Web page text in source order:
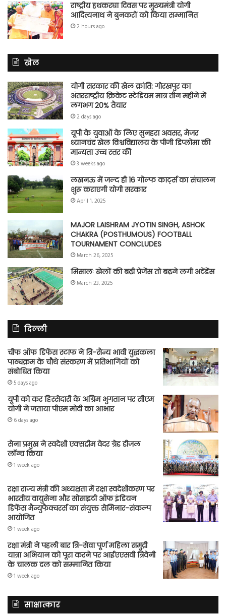
राष्ट्रीय हथकरघा दिवस पर मुख्यमंत्री योगी
आदित्यनाथ ने बुनकरों को किया सम्मानित
2 hours ago
खेल
योगी सरकार की खेल क्रांति: गोरखपुर का
अंतरराष्ट्रीय क्रिकेट स्टेडियम मात्र तीन महीने में
लगभग 20% तैयार
2 days ago
यूपी के युवाओं के लिए सुनहरा अवसर, मेजर
ध्यानचंद खेल विश्वविद्यालय के पीजी डिप्लोमा की
मान्यता उच्च स्तर की
3 weeks ago
लखनऊ में जल्द ही 16 गोल्फ कार्ट्स का संचालन
शुरू कराएगी योगी सरकार
April 1, 2025
MAJOR LAISHRAM JYOTIN SINGH, ASHOK
CHAKRA (POSTHUMOUS) FOOTBALL
TOURNAMENT CONCLUDES
March 26, 2025
मिसालः खेलों की बढ़ी प्रेजेंस तो बढ़ने लगी अटेंडेंस
March 23, 2025
दिल्ली
चीफ ऑफ डिफेंस स्टाफ ने त्रि-सैन्य भावी युद्धकला
पाठ्यक्रम के चौथे संस्करण में प्रतिभागियों को
संबोधित किया
5 days ago
यूपी को कर हिस्सेदारी के अग्रिम भुगतान पर सीएम
योगी ने जताया पीएम मोदी का आभार
6 days ago
सेना प्रमुख ने स्वदेशी एक्सट्रीम वेदर ग्रेड डीजल
लॉन्च किया
1 week ago
रक्षा राज्य मंत्री की अध्यक्षता में रक्षा स्वदेशीकरण पर
भारतीय वायुसेना और सोसाइटी ऑफ इंडियन
डिफेंस मैन्युफैक्चरर्स का संयुक्त सेमिनार-संकल्प
आयोजित
1 week ago
रक्षा मंत्री ने पहली बार त्रि-सेवा पूर्ण महिला समुद्री
यात्रा अभियान को पूरा करने पर आईएएसवी त्रिवेनी
के चालक दल को सम्मानित किया
1 week ago
साक्षात्कार